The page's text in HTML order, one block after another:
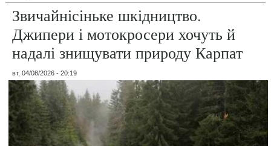
Звичайнісіньке шкідництво.
Джипери і мотокросери хочуть й
надалі знищувати природу Карпат
вт, 04/08/2026 - 20:19